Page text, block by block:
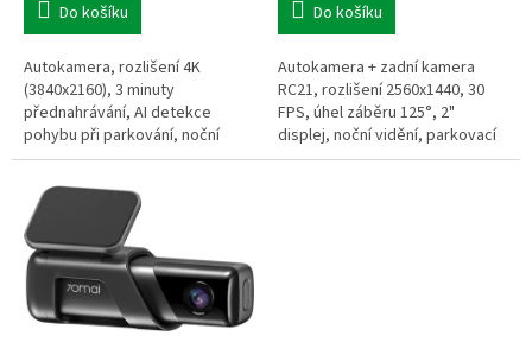
Do košíku
Autokamera, rozlišení 4K
(3840x2160), 3 minuty
přednahrávání, AI detekce
pohybu při parkování, noční
vidění, hlasové ovládání, WiFi 6,
GPS, ADAS
Do košíku
Autokamera + zadní kamera
RC21, rozlišení 2560x1440, 30
FPS, úhel záběru 125°, 2"
displej, noční vidění, parkovací
režim, HDR, GPS, WiFi